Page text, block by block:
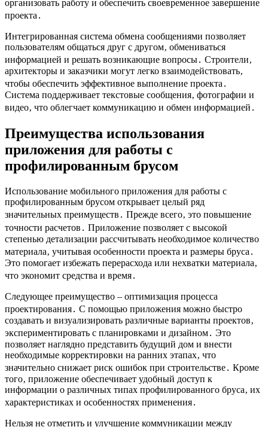
организовать работу и обеспечить своевременное завершение
проекта․
Интегрированная система обмена сообщениями позволяет
пользователям общаться друг с другом‚ обмениваться
информацией и решать возникающие вопросы․ Строители‚
архитекторы и заказчики могут легко взаимодействовать‚
чтобы обеспечить эффективное выполнение проекта․
Система поддерживает текстовые сообщения‚ фотографии и
видео‚ что облегчает коммуникацию и обмен информацией․
Преимущества использования
приложения для работы с
профилированным брусом
Использование мобильного приложения для работы с
профилированным брусом открывает целый ряд
значительных преимуществ․ Прежде всего‚ это повышение
точности расчетов․ Приложение позволяет с высокой
степенью детализации рассчитывать необходимое количество
материала‚ учитывая особенности проекта и размеры бруса․
Это помогает избежать перерасхода или нехватки материала‚
что экономит средства и время․
Следующее преимущество – оптимизация процесса
проектирования․ С помощью приложения можно быстро
создавать и визуализировать различные варианты проектов‚
экспериментировать с планировками и дизайном․ Это
позволяет наглядно представить будущий дом и внести
необходимые корректировки на ранних этапах‚ что
значительно снижает риск ошибок при строительстве․ Кроме
того‚ приложение обеспечивает удобный доступ к
информации о различных типах профилированного бруса‚ их
характеристиках и особенностях применения․
Нельзя не отметить и улучшение коммуникации между